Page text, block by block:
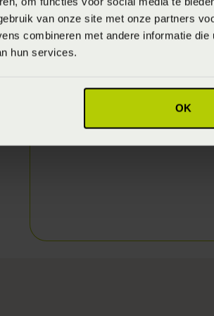
van onze site met onze partners
combineren met andere informatie die
hun services.
OK